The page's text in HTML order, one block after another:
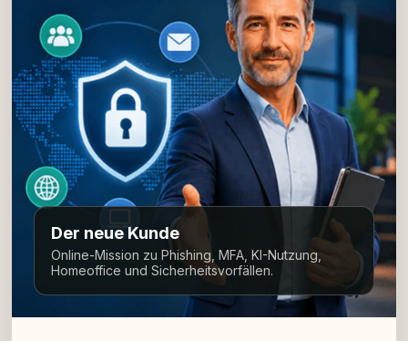
Der neue Kunde
Online-Mission zu Phishing, MFA, KI-Nutzung,
Homeoffice und Sicherheitsvorfällen.